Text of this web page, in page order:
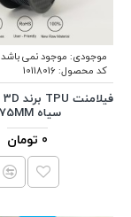
موجودی: موجود نمی باشد
کد محصول: 10118016
سیاه 1.75MM
0 تومان